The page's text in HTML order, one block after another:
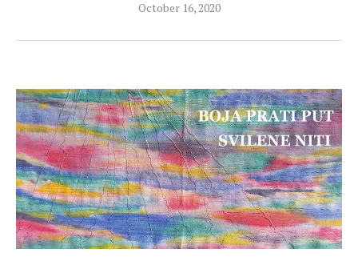
October 16, 2020